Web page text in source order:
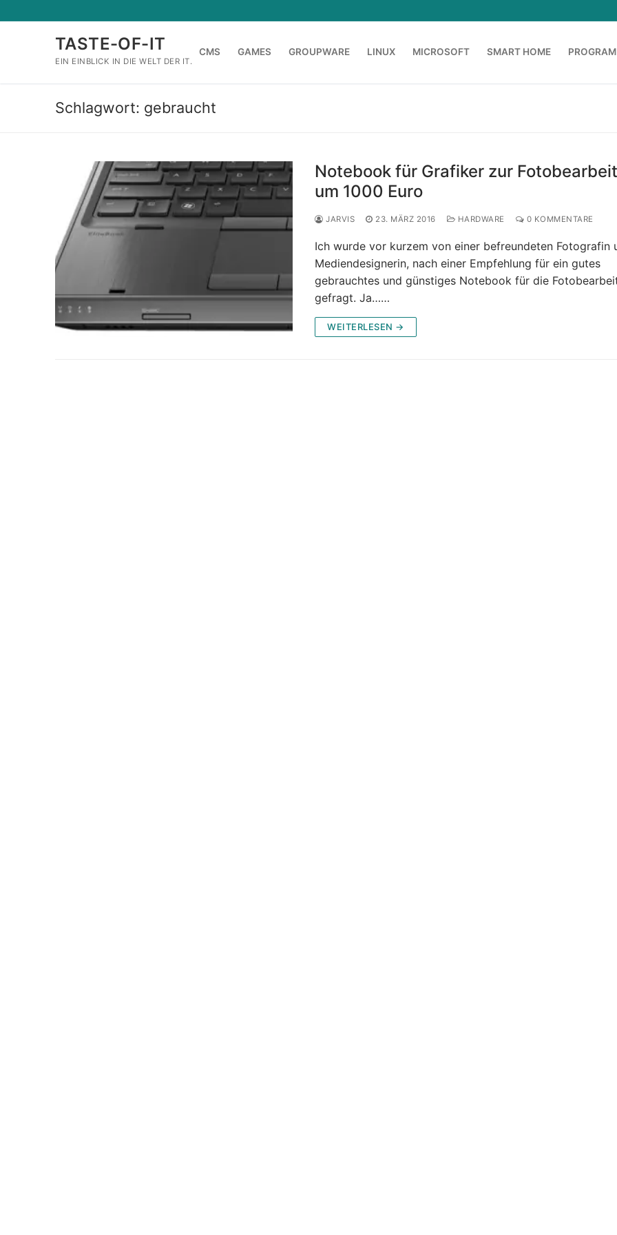
Inhalt
TASTE-OF-IT
EIN EINBLICK IN DIE WELT DER IT.
CMS GAMES GROUPWARE LINUX MICROSOFT SMART HOME
Schlagwort: gebraucht
Notebook für Grafiker zur
um 1000 Euro
JARVIS 23. MÄRZ 2016 HARDWARE 0 KOMMENTARE
Ich wurde vor kurzem von einer befreundeten Fotografin
Mediendesignerin, nach einer Empfehlung für ein gutes
gebrauchtes und günstiges Notebook für die
gefragt. Ja……
WEITERLESEN →